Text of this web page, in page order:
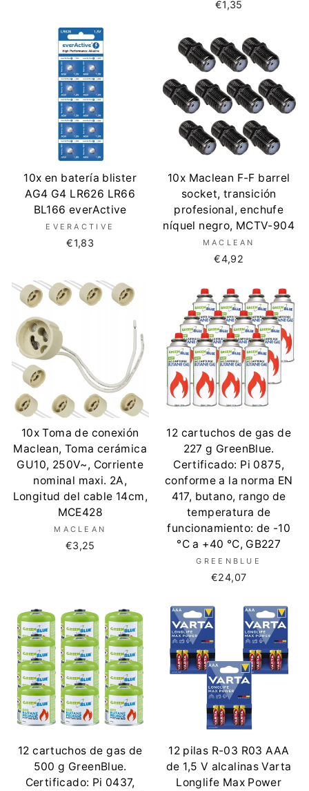
€1,35
10x en batería blister
AG4 G4 LR626 LR66
BL166 everActive
EVERACTIVE
€1,83
10x Maclean F-F barrel
socket, transición
profesional, enchufe
níquel negro, MCTV-904
MACLEAN
€4,92
10x Toma de conexión
Maclean, Toma cerámica
GU10, 250V~, Corriente
nominal maxi. 2A,
Longitud del cable 14cm,
MCE428
MACLEAN
€3,25
12 cartuchos de gas de
227 g GreenBlue.
Certificado: Pi 0875,
conforme a la norma EN
417, butano, rango de
temperatura de
funcionamiento: de -10
°C a +40 °C, GB227
GREENBLUE
€24,07
12 cartuchos de gas de
500 g GreenBlue.
Certificado: Pi 0437,
12 pilas R-03 R03 AAA
de 1,5 V alcalinas Varta
Longlife Max Power